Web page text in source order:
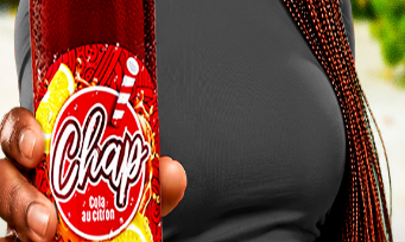
Alida AKAKPO - 10 juillet 2026 0
En prélude à la célébration de la 10ème édition de la
journée africaine de lutte contre la corruption, la
Haute Autorité de Prévention et...